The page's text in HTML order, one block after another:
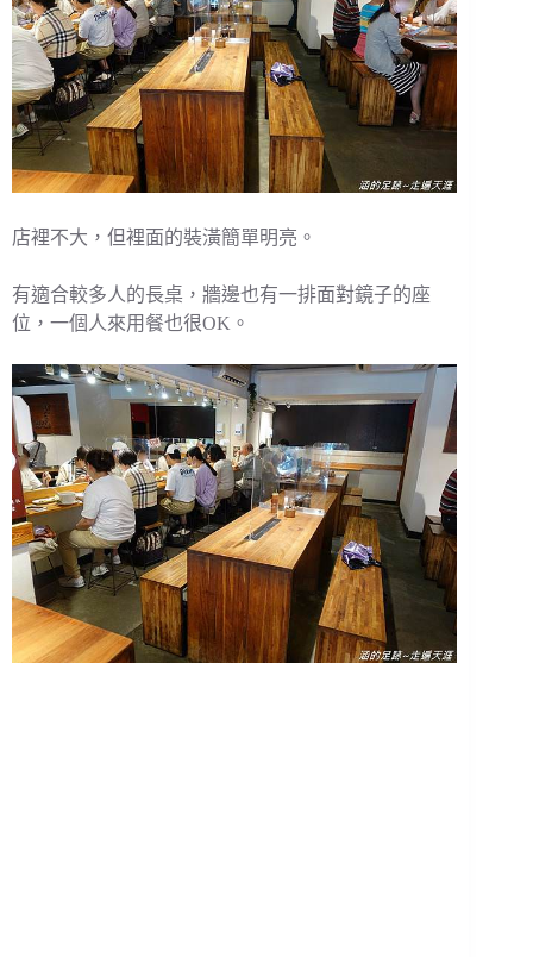
店裡不大，但裡面的裝潢簡單明亮。
有適合較多人的長桌，牆邊也有一排面對鏡子的座
位，一個人來用餐也很OK。